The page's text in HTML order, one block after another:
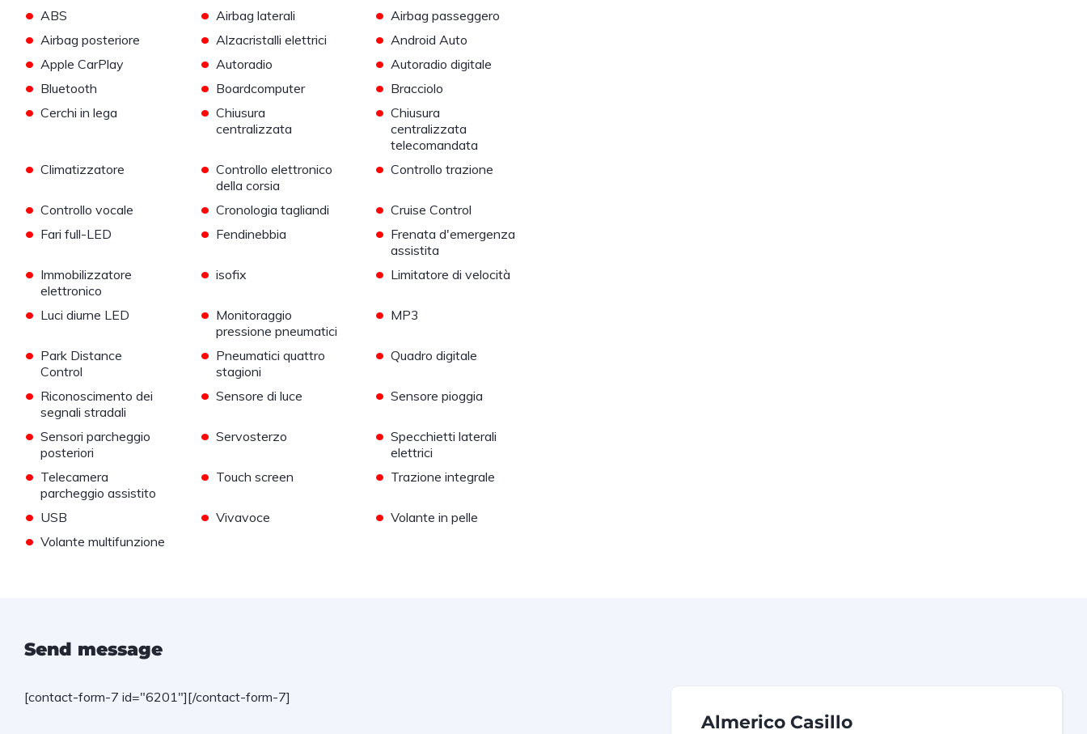
• ABS • Airbag laterali • Airbag passeggero
• Airbag posteriore • Alzacristalli elettrici • Android Auto
• Apple CarPlay • Autoradio • Autoradio digitale
• Bluetooth • Boardcomputer • Bracciolo
• Cerchi in lega • Chiusura
centralizzata
• Chiusura
centralizzata
telecomandata
• Climatizzatore • Controllo elettronico
della corsia
• Controllo trazione
• Controllo vocale • Cronologia tagliandi • Cruise Control
• Fari full-LED • Fendinebbia • Frenata d'emergenza
assistita
• Immobilizzatore
elettronico
• isofix • Limitatore di velocità
• Luci diurne LED • Monitoraggio
pressione pneumatici
• MP3
• Park Distance
Control
• Pneumatici quattro
stagioni
• Quadro digitale
• Riconoscimento dei
segnali stradali
• Sensore di luce • Sensore pioggia
• Sensori parcheggio
posteriori
• Servosterzo • Specchietti laterali
elettrici
• Telecamera
parcheggio assistito
• Touch screen • Trazione integrale
• USB • Vivavoce • Volante in pelle
• Volante multifunzione
Send message
[contact-form-7 id="6201"][/contact-form-7]
Almerico Casillo